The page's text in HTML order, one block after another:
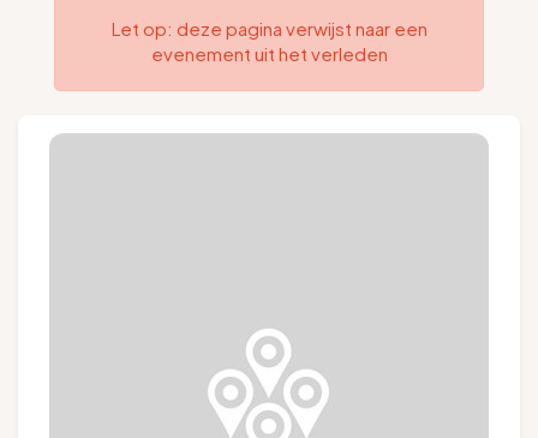
Pers
Let op: deze pagina verwijst naar een
evenement uit het verleden